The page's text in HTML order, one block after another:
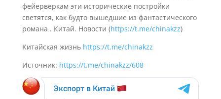
фейерверкам эти исторические постройки
светятся, как будто вышедшие из фантастического
романа . Китай. Новости (https://t.me/chinakzz)
Китайская жизнь https://t.me/chinakzz
Источник: https://t.me/chinakzz/608